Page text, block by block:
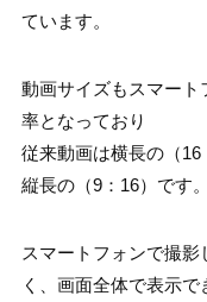
ています。
動画サイズもスマート
率となっており
従来動画は横長の（
縦長の（9：16）です。
スマートフォンで撮
く、画面全体で表示で